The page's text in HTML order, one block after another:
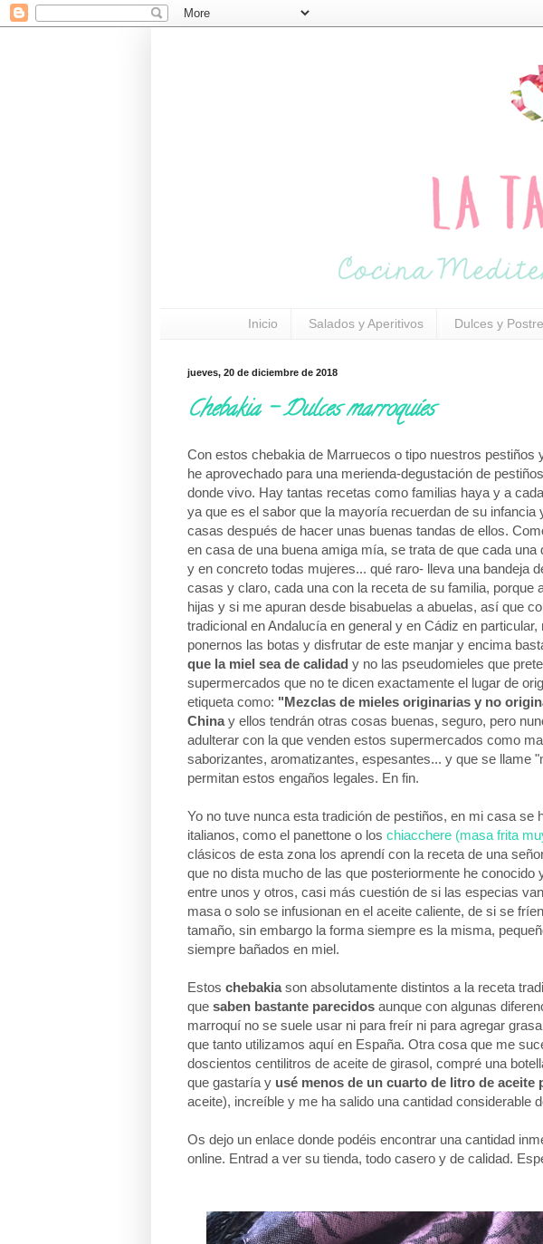
Inicio Salados y Aperitivos Dulces y
jueves, 20 de diciembre de 2018
Chebakia - Dulces marroquíes
Con estos chebakia de Marruecos o tipo nuestros
he aprovechado para una merienda-degustación de
donde vivo. Hay tantas recetas como familias haya y a
ya que es el sabor que la mayoría recuerdan de su infancia
casas después de hacer unas buenas tandas de ellos.
en casa de una buena amiga mía, se trata de que cada
y en concreto todas mujeres... qué raro- lleva una bandeja
casas y claro, cada una con la receta de su familia,
hijas y si me apuran desde bisabuelas a abuelas, así que
tradicional en Andalucía en general y en Cádiz en
ponernos las botas y disfrutar de este manjar y encima
que la miel sea de calidad y no las pseudomieles que
supermercados que no te dicen exactamente el lugar de
etiqueta como: "Mezclas de mieles originarias y no
Chinay ellos tendrán otras cosas buenas, seguro, pero
adulterar con la que venden estos supermercados como
saborizantes, aromatizantes, espesantes... y que se llame
permitan estos engaños legales. En fin.
Yo no tuve nunca esta tradición de pestiños, en mi casa
italianos, como el panettone o los chiacchere (masa frita
clásicos de esta zona los aprendí con la receta de una
que no dista mucho de las que posteriormente he conocido
entre unos y otros, casi más cuestión de si las especias
masa o solo se infusionan en el aceite caliente, de si se
tamaño, sin embargo la forma siempre es la misma,
siempre bañados en miel.
Estos chebakiason absolutamente distintos a la receta
que saben bastante parecidos aunque con algunas
marroquí no se suele usar ni para freír ni para agregar
que tanto utilizamos aquí en España. Otra cosa que me
doscientos centilitros de aceite de girasol, compré una
que gastaría y usé menos de un cuarto de litro de aceite
aceite), increíble y me ha salido una cantidad considerable
Os dejo un enlace donde podéis encontrar una cantidad
online. Entrad a ver su tienda, todo casero y de calidad.